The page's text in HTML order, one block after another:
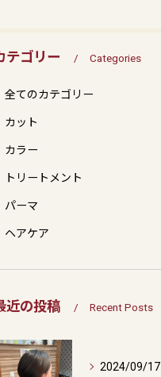
テゴリー Categories
全てのカテゴリー
カット
カラー
トリートメント
パーマ
ヘアケア
近の投稿 Recent Posts
2024/09/17